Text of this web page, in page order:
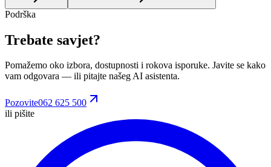
Podrška
Trebate savjet?
Pomažemo oko izbora, dostupnosti i rokova isporuke. Javite se kako
vam odgovara — ili pitajte našeg AI asistenta.
Pozovite062 625 500
ili pišite